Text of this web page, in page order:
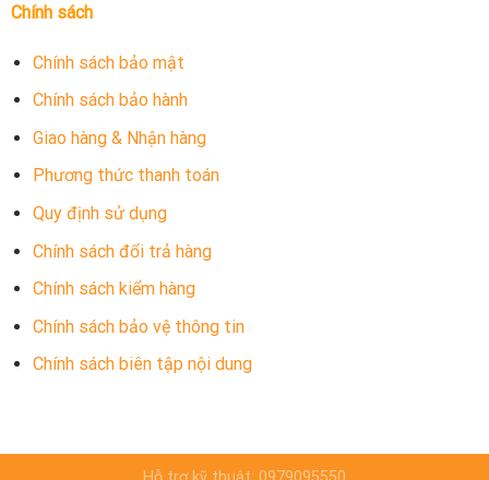
Chính sách
Chính sách bảo mật
Chính sách bảo hành
Giao hàng & Nhận hàng
Phương thức thanh toán
Quy định sử dụng
Chính sách đổi trả hàng
Chính sách kiểm hàng
Chính sách bảo vệ thông tin
Chính sách biên tập nội dung